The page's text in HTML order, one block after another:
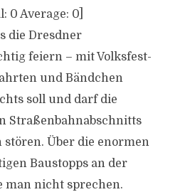
0 Average: 0]
die Dresdner
feiern – mit Volksfest-
und Bändchen
soll und darf die
Straßenbahnabschnitts
Über die enormen
Baustopps an der
man nicht sprechen.